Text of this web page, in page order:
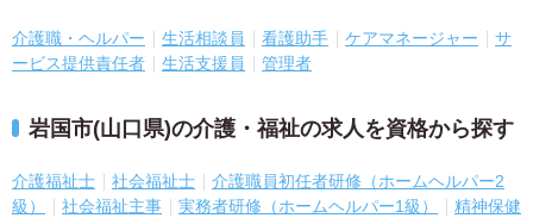
介護職・ヘルパー 生活相談員 看護助手 ケアマネージャー
サ
ービス提供責任者
生活支援員 管理者
岩国市(山口県)の介護・福祉の求人を資格から探す
介護福祉士 社会福祉士
介護職員初任者研修（ホームヘルパー2
級）
社会福祉主事 実務者研修（ホームヘルパー1級）
精神保健